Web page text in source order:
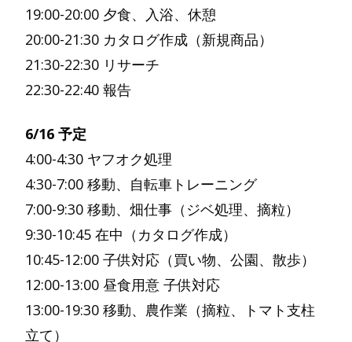
19:00-20:00 夕食、入浴、休憩
20:00-21:30 カタログ作成（新規商品）
21:30-22:30 リサーチ
22:30-22:40 報告
6/16 予定
4:00-4:30 ヤフオク処理
4:30-7:00 移動、自転車トレーニング
7:00-9:30 移動、畑仕事（ジベ処理、摘粒）
9:30-10:45 在中（カタログ作成）
10:45-12:00 子供対応（買い物、公園、散歩）
12:00-13:00 昼食用意 子供対応
13:00-19:30 移動、農作業（摘粒、トマト支柱
立て）